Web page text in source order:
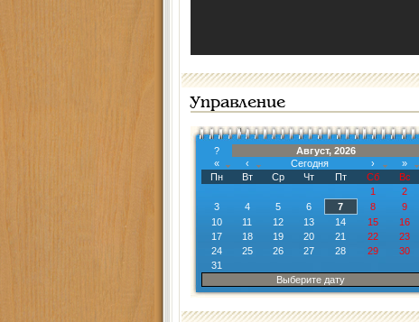
Управление
?
Август, 2026
«
‹ Сегодня ›
»
Пн
Вт Ср Чт Пт Сб
Вс
1
2
3
4 5 6 7 8
9
10
11 12 13 14 15
16
17
18 19 20 21 22
23
24
25 26 27 28 29
30
31
Выберите дату